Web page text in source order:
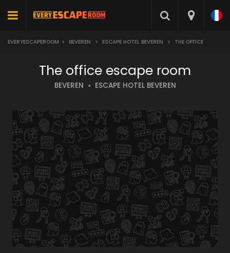
EVERYESCAPEROOM > BEVEREN > ESCAPE HOTEL BEVEREN > THE OFFICE
The office escape room
BEVEREN ESCAPE HOTEL BEVEREN